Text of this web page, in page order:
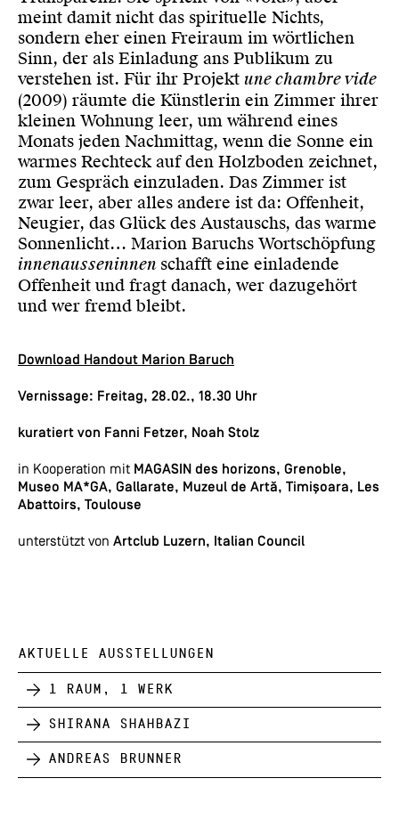
meint damit nicht das spirituelle Nichts,
sondern eher einen Freiraum im wörtlichen
Sinn, der als Einladung ans Publikum zu
verstehen ist. Für ihr Projekt une chambre vide
(2009) räumte die Künstlerin ein Zimmer ihrer
kleinen Wohnung leer, um während eines
Monats jeden Nachmittag, wenn die Sonne ein
warmes Rechteck auf den Holzboden zeichnet,
zum Gespräch einzuladen. Das Zimmer ist
zwar leer, aber alles andere ist da: Offenheit,
Neugier, das Glück des Austauschs, das warme
Sonnenlicht… Marion Baruchs Wortschöpfung
innenausseninnen schafft eine einladende
Offenheit und fragt danach, wer dazugehört
und wer fremd bleibt.
Download Handout Marion Baruch
Vernissage: Freitag, 28.02., 18.30 Uhr
kuratiert von Fanni Fetzer, Noah Stolz
in Kooperation mit MAGASIN des horizons, Grenoble,
Museo MA*GA, Gallarate, Muzeul de Artă, Timişoara, Les
Abattoirs, Toulouse
unterstützt von Artclub Luzern, Italian Council
AKTUELLE AUSSTELLUNGEN
1 Raum, 1 Werk
Shirana Shahbazi
Andreas Brunner